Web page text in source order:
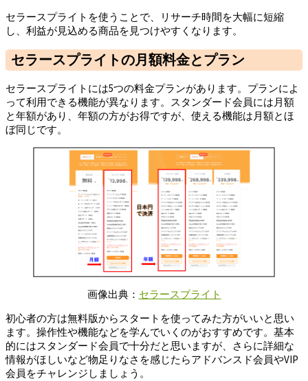
セラースプライトを使うことで、リサーチ時間を大幅に短縮
し、利益が見込める商品を見つけやすくなります。
セラースプライトの月額料金とプラン
セラースプライトには5つの料金プランがあります。プランによ
って利用できる機能が異なります。スタンダード会員には月額
と年額があり、年額の方がお得ですが、使える機能は月額とほ
ぼ同じです。
画像出典： セラースプライト
初心者の方は無料版からスタートを使ってみた方がいいと思い
ます。操作性や機能などを学んでいくのがおすすめです。基本
的にはスタンダード会員で十分だと思いますが、さらに詳細な
情報がほしいなど物足りなさを感じたらアドバンスド会員やVIP
会員をチャレンジしましょう。